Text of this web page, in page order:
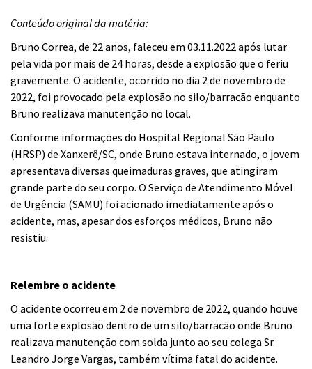
Conteúdo original da matéria:
Bruno Correa, de 22 anos, faleceu em 03.11.2022 após lutar
pela vida por mais de 24 horas, desde a explosão que o feriu
gravemente. O acidente, ocorrido no dia 2 de novembro de
2022, foi provocado pela explosão no silo/barracão enquanto
Bruno realizava manutenção no local.
Conforme informações do Hospital Regional São Paulo
(HRSP) de Xanxerê/SC, onde Bruno estava internado, o jovem
apresentava diversas queimaduras graves, que atingiram
grande parte do seu corpo. O Serviço de Atendimento Móvel
de Urgência (SAMU) foi acionado imediatamente após o
acidente, mas, apesar dos esforços médicos, Bruno não
resistiu.
Relembre o acidente
O acidente ocorreu em 2 de novembro de 2022, quando houve
uma forte explosão dentro de um silo/barracão onde Bruno
realizava manutenção com solda junto ao seu colega Sr.
Leandro Jorge Vargas, também vítima fatal do acidente.